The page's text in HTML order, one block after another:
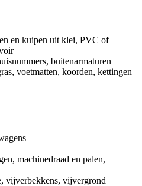
en kuipen uit klei, PVC of
buitenarmaturen
voetmatten, koorden, kettingen
machinedraad en palen,
vijverbekkens, vijvergrond